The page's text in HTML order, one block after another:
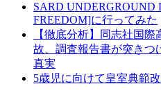
SARD UNDERGROUND
FREEDOM]に行ってみた
【徹底分析】同志社国
故、調査報告書が突きつ
真実
5歳児に向けて皇室典範